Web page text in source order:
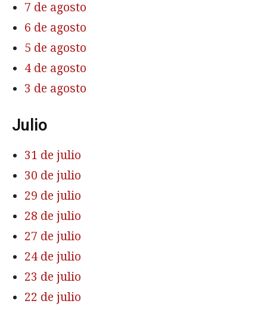
7 de agosto
6 de agosto
5 de agosto
4 de agosto
3 de agosto
Julio
31 de julio
30 de julio
29 de julio
28 de julio
27 de julio
24 de julio
23 de julio
22 de julio